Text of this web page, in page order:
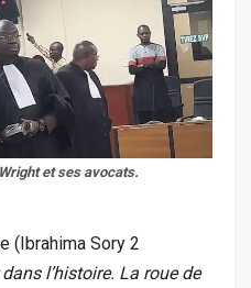
et ses avocats.
(Ibrahima Sory 2
l’histoire. La roue de